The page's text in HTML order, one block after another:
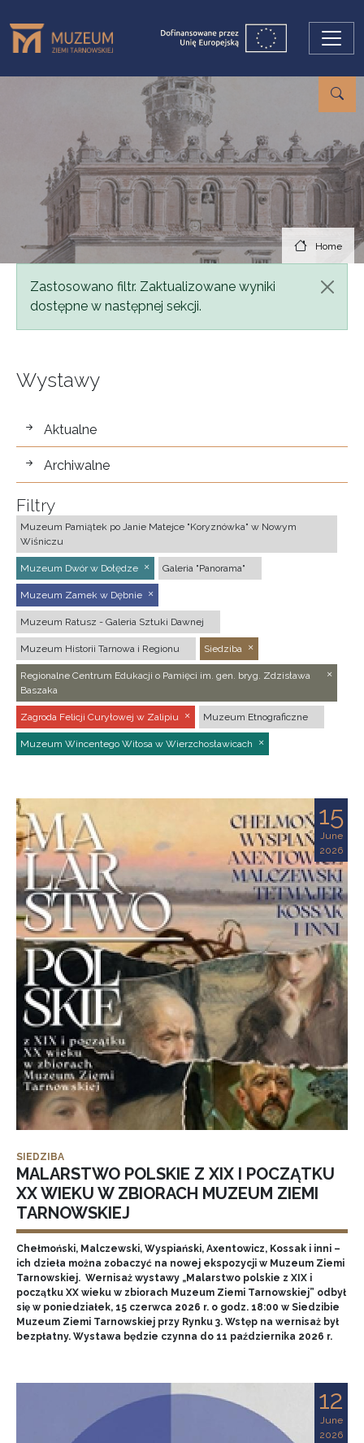
Home
Status message
Zastosowano filtr. Zaktualizowane wyniki
dostępne w następnej sekcji.
Wystawy
wystawy
Aktualne
Archiwalne
Filtry
Muzeum Pamiątek po Janie Matejce "Koryznówka" w Nowym
Wiśniczu
Muzeum Dwór w Dołędze Galeria "Panorama"
Muzeum Zamek w Dębnie
Muzeum Ratusz - Galeria Sztuki Dawnej
Muzeum Historii Tarnowa i Regionu Siedziba
Regionalne Centrum Edukacji o Pamięci im. gen. bryg. Zdzisława
Baszaka
Zagroda Felicji Curyłowej w Zalipiu Muzeum Etnograficzne
Muzeum Wincentego Witosa w Wierzchosławicach
15
June
2026
SIEDZIBA
MALARSTWO POLSKIE Z XIX I POCZĄTKU
XX WIEKU W ZBIORACH MUZEUM ZIEMI
TARNOWSKIEJ
Chełmoński, Malczewski, Wyspiański, Axentowicz, Kossak i inni –
ich dzieła można zobaczyć na nowej ekspozycji w Muzeum Ziemi
Tarnowskiej. Wernisaż wystawy „Malarstwo polskie z XIX i
początku XX wieku w zbiorach Muzeum Ziemi Tarnowskiej” odbył
się w poniedziałek, 15 czerwca 2026 r. o godz. 18:00 w Siedzibie
Muzeum Ziemi Tarnowskiej przy Rynku 3. Wstęp na wernisaż był
bezpłatny. Wystawa będzie czynna do 11 października 2026 r.
12
June
2026